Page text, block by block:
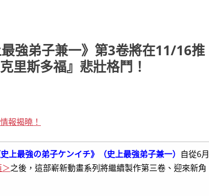
強弟子兼一》第3卷將在11/16推
里斯多福』悲壯格鬥！
報揭曉！
史上最強の弟子ケンイチ》（史上最強弟子兼一） 自從6月
之後，這部嶄新動畫系列將繼續製作第三卷、迎來新角